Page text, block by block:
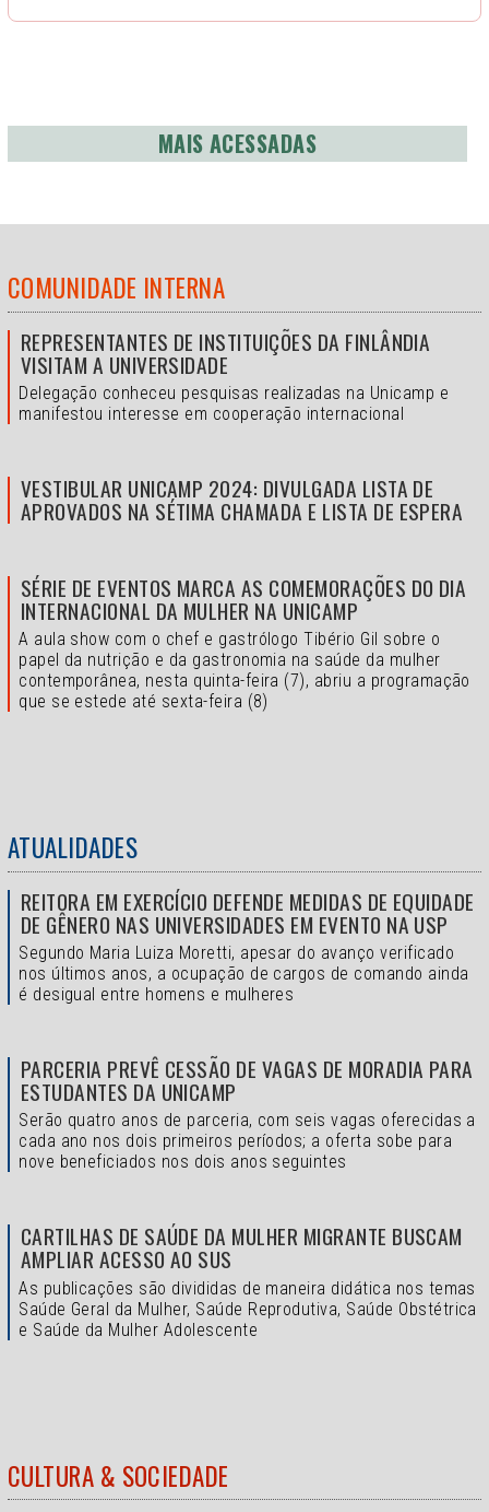
MAIS ACESSADAS
COMUNIDADE INTERNA
REPRESENTANTES DE INSTITUIÇÕES DA FINLÂNDIA
VISITAM A UNIVERSIDADE
Delegação conheceu pesquisas realizadas na Unicamp e
manifestou interesse em cooperação internacional
VESTIBULAR UNICAMP 2024: DIVULGADA LISTA DE
APROVADOS NA SÉTIMA CHAMADA E LISTA DE ESPERA
SÉRIE DE EVENTOS MARCA AS COMEMORAÇÕES DO DIA
INTERNACIONAL DA MULHER NA UNICAMP
A aula show com o chef e gastrólogo Tibério Gil sobre o
papel da nutrição e da gastronomia na saúde da mulher
contemporânea, nesta quinta-feira (7), abriu a programação
que se estede até sexta-feira (8)
ATUALIDADES
REITORA EM EXERCÍCIO DEFENDE MEDIDAS DE EQUIDADE
DE GÊNERO NAS UNIVERSIDADES EM EVENTO NA USP
Segundo Maria Luiza Moretti, apesar do avanço verificado
nos últimos anos, a ocupação de cargos de comando ainda
é desigual entre homens e mulheres
PARCERIA PREVÊ CESSÃO DE VAGAS DE MORADIA PARA
ESTUDANTES DA UNICAMP
Serão quatro anos de parceria, com seis vagas oferecidas a
cada ano nos dois primeiros períodos; a oferta sobe para
nove beneficiados nos dois anos seguintes
CARTILHAS DE SAÚDE DA MULHER MIGRANTE BUSCAM
AMPLIAR ACESSO AO SUS
As publicações são divididas de maneira didática nos temas
Saúde Geral da Mulher, Saúde Reprodutiva, Saúde Obstétrica
e Saúde da Mulher Adolescente
CULTURA & SOCIEDADE